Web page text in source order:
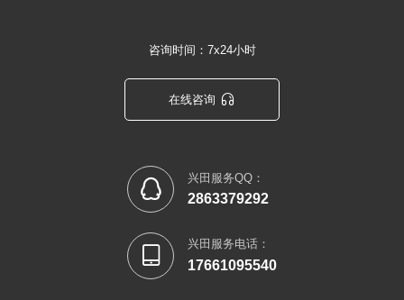
咨询时间：7x24小时
在线咨询 
 兴田服务QQ：
2863379292
 兴田服务电话：
17661095540